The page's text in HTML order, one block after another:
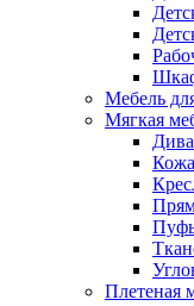
Мебель
Мягкая
Плетеная